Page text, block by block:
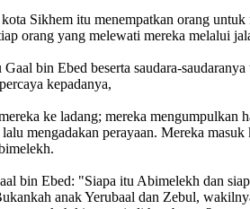
Sikhem itu menempatkan orang
orang yang melewati mereka melalui
Gaal bin Ebed beserta saudara-
kepadanya,
ke ladang; mereka mengumpulkan
lalu mengadakan perayaan. Mereka
bin Ebed: "Siapa itu Abimelekh dan
anak Yerubaal dan Zebul,